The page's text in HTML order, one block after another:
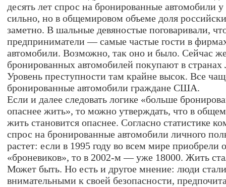
десять лет спрос на бронированные автомобили
сильно, но в общемировом объеме доля
заметно. В шальные девяностые поговаривали,
предприниматели — самые частые гости в
автомобили. Возможно, так оно и было. Сейчас
бронированных автомобилей покупают в
Уровень преступности там крайне высок. Все
бронированные автомобили граждане США.
Если и далее следовать логике «больше
опаснее жить», то можно утверждать, что в
жить становится опаснее. Согласно статистике
спрос на бронированные автомобили личного
растет: если в 1995 году во всем мире приобрели
«броневиков», то в 2002-м — уже 18000. Жить
Может быть. Но есть и другое мнение: люди
внимательными к своей безопасности,